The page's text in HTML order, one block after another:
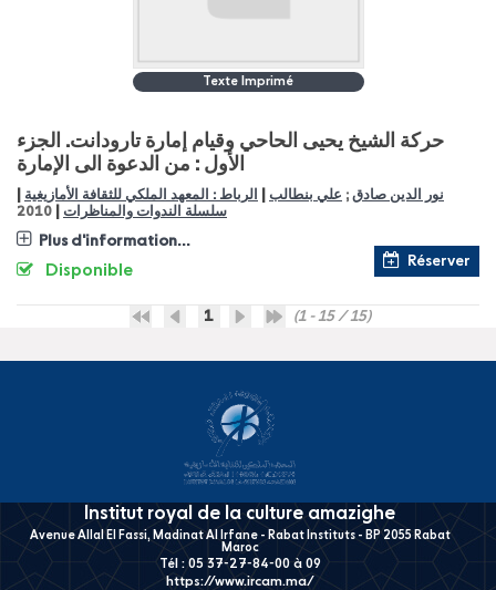
Texte Imprimé
حركة الشيخ يحيى الحاحي وقيام إمارة تارودانت. الجزء
الأول : من الدعوة الى الإمارة
نور الدين صادق ; علي بنطالب الرباط : المعهد الملكي للثقافة الأمازيغية
سلسلة الندوات والمناظرات 2010
Plus d'information...
Réserver
Disponible
1 (1 - 15 / 15)
Institut royal de la culture amazighe
Avenue Allal El Fassi, Madinat Al Irfane - Rabat Instituts - BP 2055 Rabat
Maroc
Tél : 05 37-27-84-00 à 09
https://www.ircam.ma/